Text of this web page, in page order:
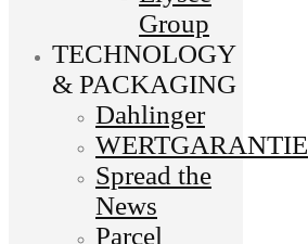
Group
TECHNOLOGY
& PACKAGING
Dahlinger
WERTGARANTIE
Spread the
News
Parcel